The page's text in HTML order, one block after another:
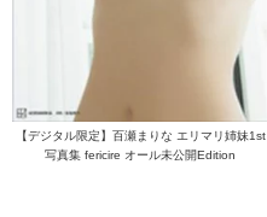
【デジタル限定】百瀬まりな エリマリ姉妹1st
写真集 fericire オール未公開Edition